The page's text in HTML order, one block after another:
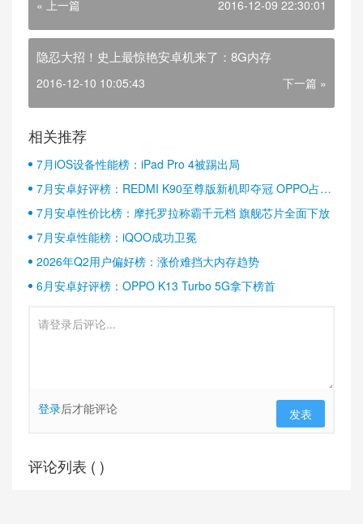
« 上一篇 2016-12-09 22:30:01
隐忍大招！史上最惊艳安卓机来了：8G内存
2016-12-10 10:05:43 下一篇 »
相关推荐
7月iOS设备性能榜：iPad Pro 4被踢出局
7月安卓好评榜：REDMI K90至尊版新机即夺冠 OPPO占据
半壁江山
7月安卓性价比榜：摩托罗拉称霸千元档 旗舰芯片全面下放
7月安卓性能榜：iQOO成功卫冕
2026年Q2用户偏好榜：涨价难挡大内存趋势
6月安卓好评榜：OPPO K13 Turbo 5G拿下榜首
登录后才能评论 发表
评论列表 ( )